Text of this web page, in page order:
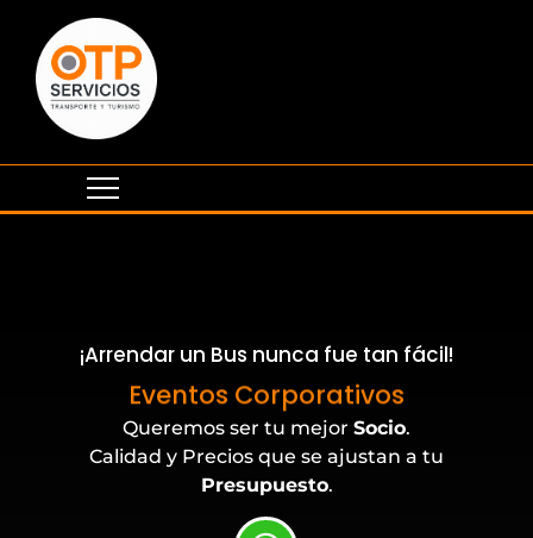
¡Arrendar un Bus nunca fue tan fácil!
Eventos Corporativos
Queremos ser tu mejor Socio.
Calidad y Precios que se ajustan a tu
Presupuesto.